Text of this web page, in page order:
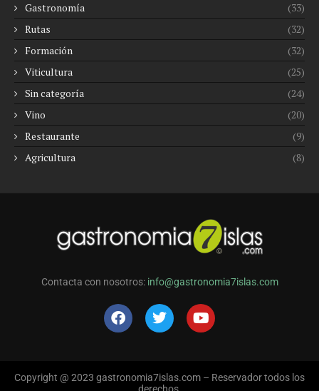
Gastronomía
(33)
Rutas
(32)
Formación
(32)
Viticultura
(25)
Sin categoría
(24)
Vino
(20)
Restaurante
(9)
Agricultura
(8)
Contacta con nosotros: info@gastronomia7islas.com
Copyright @ 2023 gastronomia7islas.com – Reservador todos los